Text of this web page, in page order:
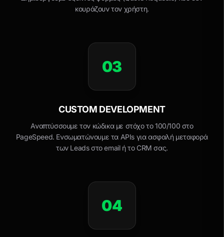
κουράζουν τον χρήστη.
03
CUSTOM DEVELOPMENT
Αναπτύσσουμε τον κώδικα με στόχο το 100/100 στο
PageSpeed. Ενσωματώνουμε τα APIs για ασφαλή μεταφορά
των Leads στο email ή το CRM σας.
04